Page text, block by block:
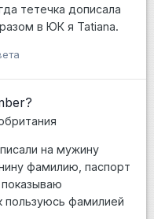
тетечка дописала
в ЮК я Tatiana.
на мужину
фамилию, паспорт
пользуюсь фамилией